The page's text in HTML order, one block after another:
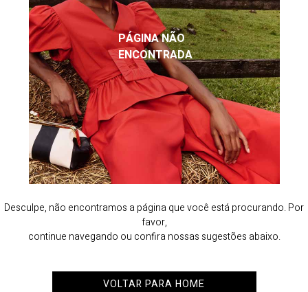
PÁGINA NÃO
ENCONTRADA
Desculpe, não encontramos a página que você está procurando. Por
favor,
continue navegando ou confira nossas sugestões abaixo.
VOLTAR PARA HOME